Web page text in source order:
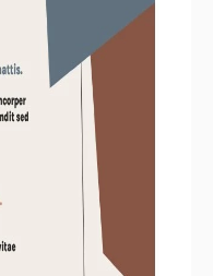
usar y personalizar.
gratis.
totalmente
idiomas.